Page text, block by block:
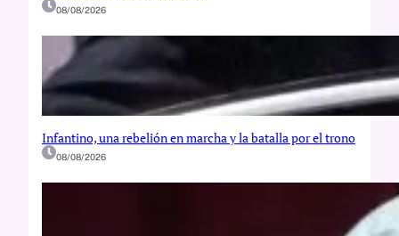
08/08/2026
Infantino, una rebelión en marcha y la batalla por el trono
08/08/2026